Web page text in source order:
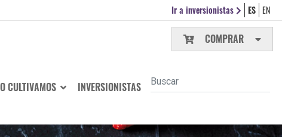
Ir a inversionistas ES EN
COMPRAR
CULTIVAMOS INVERSIONISTAS